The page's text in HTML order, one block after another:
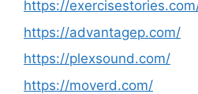
https://
https://advantagep.com/
https://plexsound.com/
https://moverd.com/